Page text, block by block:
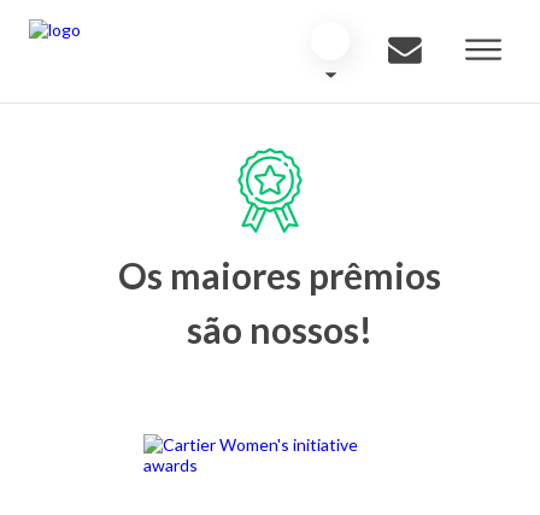
Os maiores prêmios
são nossos!